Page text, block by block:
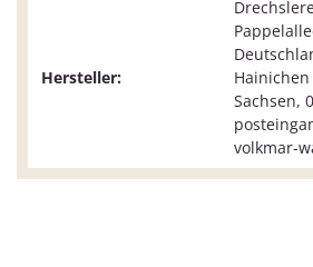
Hersteller:
Hainichen
Sachsen,
volkmar-